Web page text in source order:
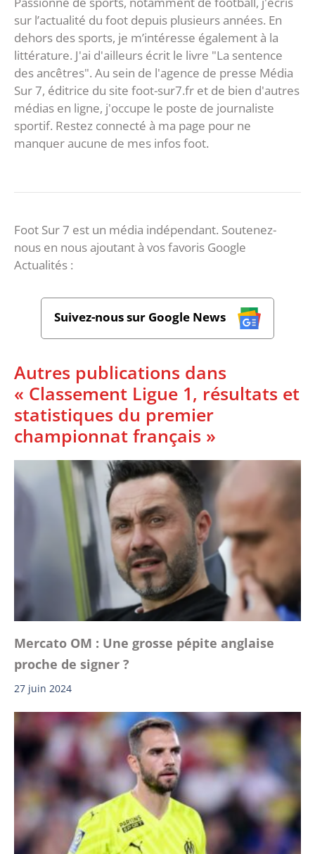
sur l’actualité du foot depuis plusieurs années. En
dehors des sports, je m’intéresse également à la
littérature. J'ai d'ailleurs écrit le livre "La sentence
des ancêtres". Au sein de l'agence de presse Média
Sur 7, éditrice du site foot-sur7.fr et de bien d'autres
médias en ligne, j'occupe le poste de journaliste
sportif. Restez connecté à ma page pour ne
manquer aucune de mes infos foot.
Foot Sur 7 est un média indépendant. Soutenez-
nous en nous ajoutant à vos favoris Google
Actualités :
Suivez-nous sur Google News
Autres publications dans
« Classement Ligue 1, résultats et
statistiques du premier
championnat français »
Mercato OM : Une grosse pépite anglaise
proche de signer ?
27 juin 2024